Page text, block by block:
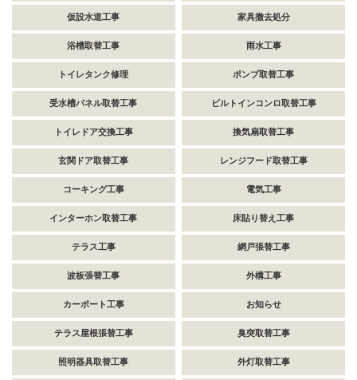
仮設水道工事 家具撤去処分
浴槽取替工事 雨水工事
トイレタンク修理 ポンプ取替工事
受水槽パネル取替工事 ビルトインコンロ取替工事
トイレドア交換工事 換気扇取替工事
玄関ドア取替工事 レンジフード取替工事
コーキング工事 電気工事
インターホン取替工事 床貼り替え工事
テラス工事 網戸張替工事
波板張替工事 外構工事
カーポート工事 お知らせ
テラス屋根張替工事 臭突取替工事
照明器具取替工事 外灯取替工事